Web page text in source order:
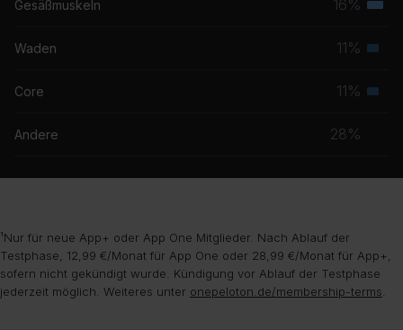
Gesäßmuskeln 16%
Waden 11%
Core 11%
Andere 28%
¹Nur für neue App+ oder App One Mitglieder. Nach Ablauf der
Testphase, 12,99 €/Monat für App One oder 28,99 €/Monat für App+,
sofern nicht gekündigt wurde. Kündigung vor Ablauf der Testphase
jederzeit möglich. Weiteres unter onepeloton.de/membership-terms